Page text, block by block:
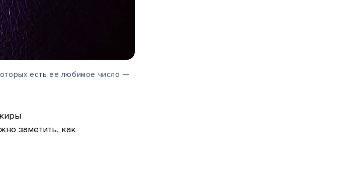
есть ее любимое число —
заметить, как